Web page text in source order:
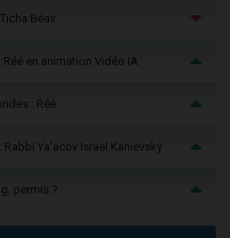
Béav
Réé en animation Vidéo IA
: Réé
Ya’acov Israël Kanievsky
permis ?